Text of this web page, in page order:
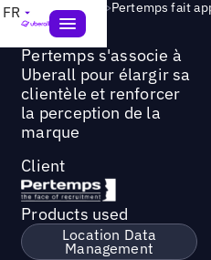
FR Success Story >
Pertemps s'associe à
Uberall pour élargir sa
clientèle et renforcer
la perception de la
marque
Client
Products used
Location Data
Management